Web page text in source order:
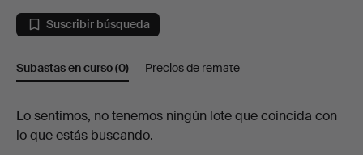
Stockholms
Auktionsverk
Art
Suscribir búsqueda
Subastas en curso(0) Precios de remate
Subastas
Lo sentimos, no tenemos ningún lote que coincida con
lo que estás buscando.